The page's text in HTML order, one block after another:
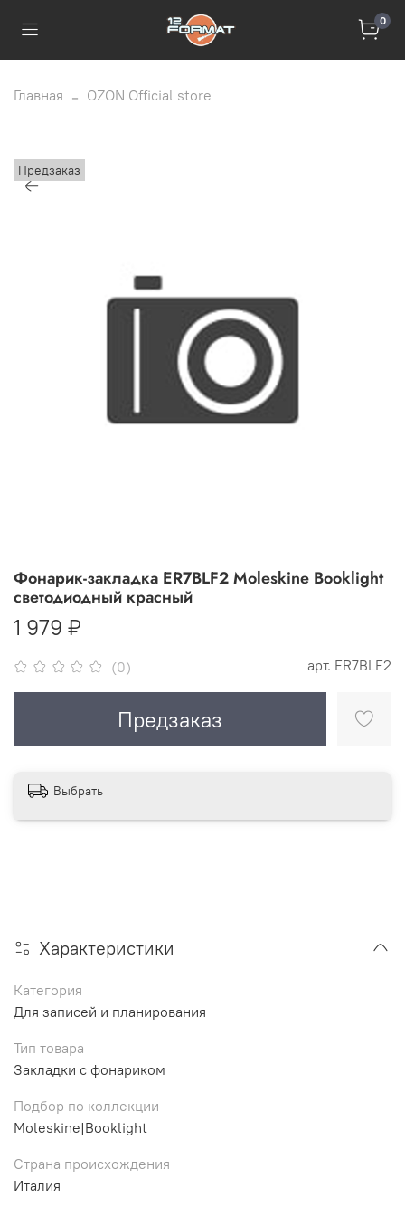
0
Главная OZON Official store
Предзаказ
(0) арт. ER7BLF2
Фонарик-закладка ER7BLF2 Moleskine Booklight
светодиодный красный
1 979 ₽
Предзаказ
Выбрать
Характеристики
Категория
Для записей и планирования
Тип товара
Закладки с фонариком
Подбор по коллекции
Moleskine|Booklight
Страна происхождения
Италия